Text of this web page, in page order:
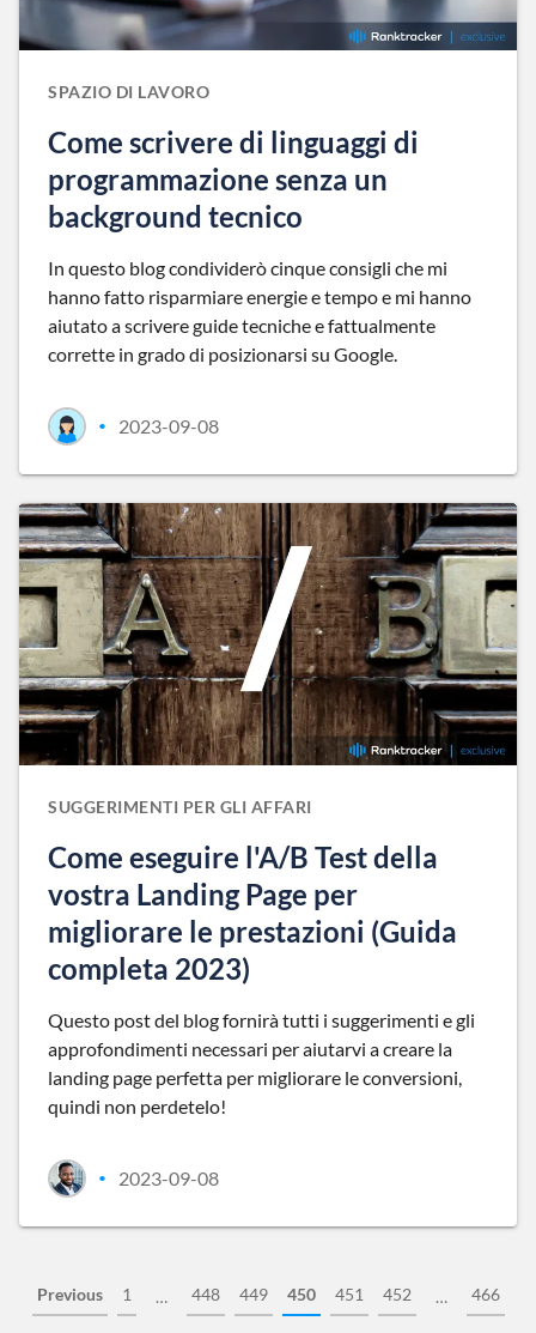
SPAZIO DI LAVORO
Come scrivere di linguaggi di
programmazione senza un
background tecnico
In questo blog condividerò cinque consigli che mi
hanno fatto risparmiare energie e tempo e mi hanno
aiutato a scrivere guide tecniche e fattualmente
corrette in grado di posizionarsi su Google.
• 2023-09-08
SUGGERIMENTI PER GLI AFFARI
Come eseguire l'A/B Test della
vostra Landing Page per
migliorare le prestazioni (Guida
completa 2023)
Questo post del blog fornirà tutti i suggerimenti e gli
approfondimenti necessari per aiutarvi a creare la
landing page perfetta per migliorare le conversioni,
quindi non perdetelo!
• 2023-09-08
Previous 1 … 448 449 450 451 452 … 466